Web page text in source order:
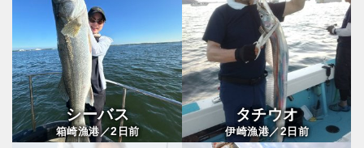
シーバス
箱崎漁港／2 日前
タチウオ
伊崎漁港／2日前